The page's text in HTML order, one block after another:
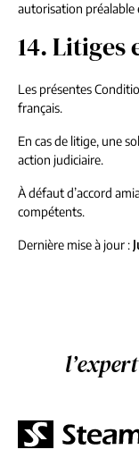
autorisation préalable
14.
Les présentes
français.
En cas de litige, une
action judiciaire.
À défaut d’accord
compétents.
Dernière mise à jour :